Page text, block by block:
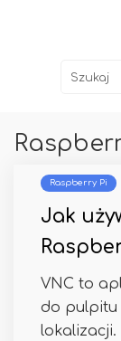
Raspberry Pi
Jak
VNC to
do pulpitu
lokalizacji.